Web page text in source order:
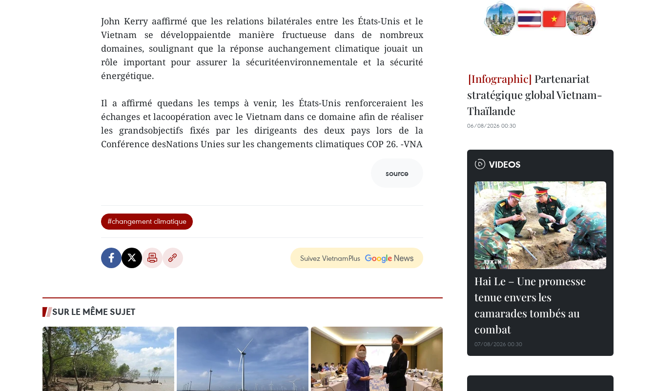
John Kerry aaffirmé que les relations bilatérales entre les États-Unis et le
Vietnam se développaientde manière fructueuse dans de nombreux
domaines, soulignant que la réponse auchangement climatique jouait un
rôle important pour assurer la sécuritéenvironnementale et la sécurité
énergétique.
Il a affirmé quedans les temps à venir, les États-Unis renforceraient les
échanges et lacoopération avec le Vietnam dans ce domaine afin de réaliser
les grandsobjectifs fixés par les dirigeants des deux pays lors de la
Conférence desNations Unies sur les changements climatiques COP 26. -VNA
source
#changement climatique
Suivez VietnamPlus
SUR LE MÊME SUJET
Partenariat
stratégique global Vietnam-
Thaïlande
06/08/2026 00:30
VIDEOS
Hai Le – Une promesse
tenue envers les
camarades tombés au
combat
07/08/2026 00:30